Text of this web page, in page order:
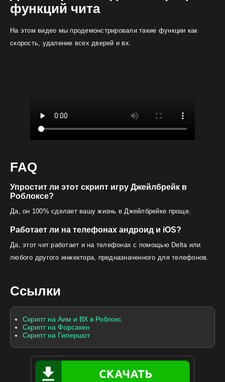
функций чита
На этом видео мы продемонстрировали такие функции как
скорость, удаление всех дверей и вх.
FAQ
Упростит ли этот скрипт игру Джейлбрейк в
Роблоксе?
Да, он 100% сделает вашу жизнь в Джейлбрейке проще.
Работает ли на телефонах андроид и iOS?
Да, этот чит работает и на телефонах с помощью Delta или
любого другого инжектора, предназначенного для телефонов.
Ссылки
Скрипт на Аим и ВХ в Роблокс
Скрипт на Форсакен
Скрипт на Гипершот